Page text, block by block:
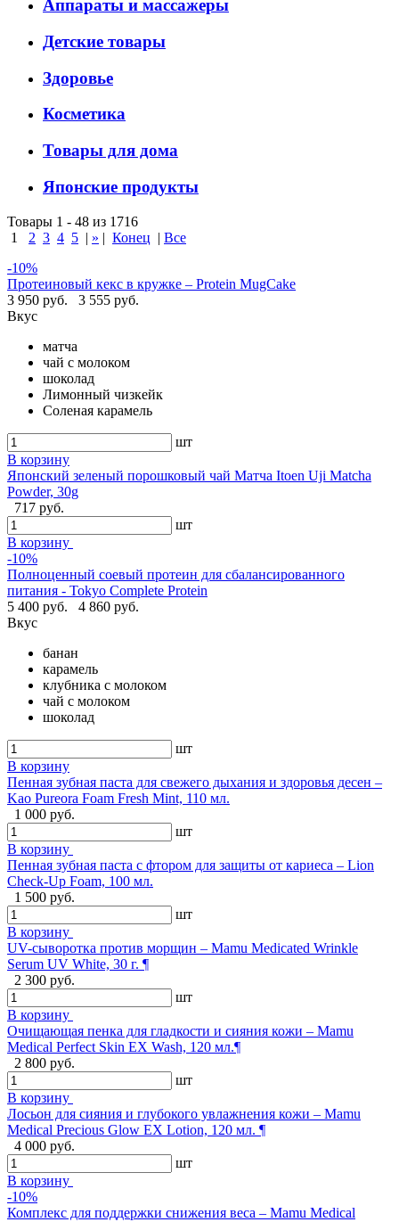
Аппараты и массажеры
Детские товары
Здоровье
Косметика
Товары для дома
Японские продукты
Товары 1 - 48 из 1716
1
2 3 4 5 | » | Конец | Все
-10%
Протеиновый кекс в кружке – Protein MugCake
3 950 руб.
3 555 руб.
Вкус
матча
чай с молоком
шоколад
Лимонный чизкейк
Соленая карамель
шт
В корзину
Японский зеленый порошковый чай Матча Itoen Uji Matcha
Powder, 30g
717 руб.
шт
В корзину
-10%
Полноценный соевый протеин для сбалансированного
питания - Tokyo Complete Protein
5 400 руб.
4 860 руб.
Вкус
банан
карамель
клубника с молоком
чай с молоком
шоколад
шт
В корзину
Пенная зубная паста для свежего дыхания и здоровья десен –
Kao Pureora Foam Fresh Mint, 110 мл.
1 000 руб.
шт
В корзину
Пенная зубная паста с фтором для защиты от кариеса – Lion
Check-Up Foam, 100 мл.
1 500 руб.
шт
В корзину
UV-сыворотка против морщин – Mamu Medicated Wrinkle
Serum UV White, 30 г. ¶
2 300 руб.
шт
В корзину
Очищающая пенка для гладкости и сияния кожи – Mamu
Medical Perfect Skin EX Wash, 120 мл.¶
2 800 руб.
шт
В корзину
Лосьон для сияния и глубокого увлажнения кожи – Mamu
Medical Precious Glow EX Lotion, 120 мл. ¶
4 000 руб.
шт
В корзину
-10%
Комплекс для поддержки снижения веса – Mamu Medical